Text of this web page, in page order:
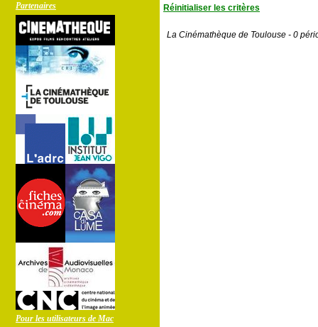
Partenaires
Pour les utilisateurs de Mac
Réinitialiser les critères
La Cinémathèque de Toulouse - 0